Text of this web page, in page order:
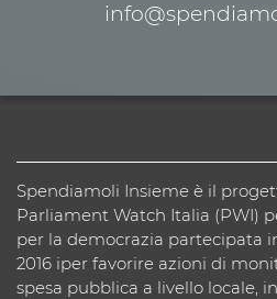
Spendiamoli Insieme è il
Parliament Watch Italia (PWI)
per la democrazia partecipata
2016 iper favorire azioni di
spesa pubblica a livello locale,